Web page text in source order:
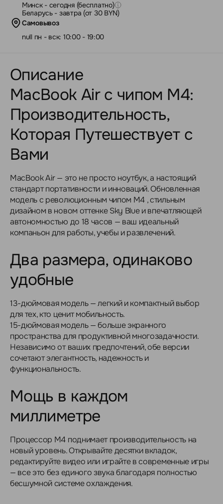
Минск - сегодня (бесплатно)
Беларусь - завтра (от 30 BYN)
Самовывоз
null пн - вск: 10:00 - 19:00
Описание
MacBook Air с чипом M4:
Производительность,
Которая Путешествует с
Вами
MacBook Air — это не просто ноутбук, а настоящий
стандарт портативности и инноваций. Обновленная
модель с революционным чипом M4 , стильным
дизайном в новом оттенке Sky Blue и впечатляющей
автономностью до 18 часов — ваш идеальный
компаньон для работы, учебы и развлечений.
Два размера, одинаково
удобные
13-дюймовая модель — легкий и компактный выбор
для тех, кто ценит мобильность.
15-дюймовая модель — больше экранного
пространства для продуктивной многозадачности.
Независимо от ваших предпочтений, обе версии
сочетают элегантность, надежность и
функциональность.
Мощь в каждом
миллиметре
Процессор M4 поднимает производительность на
новый уровень. Открывайте десятки вкладок,
редактируйте видео или играйте в современные игры
— все это без единого звука благодаря полностью
бесшумной системе охлаждения.